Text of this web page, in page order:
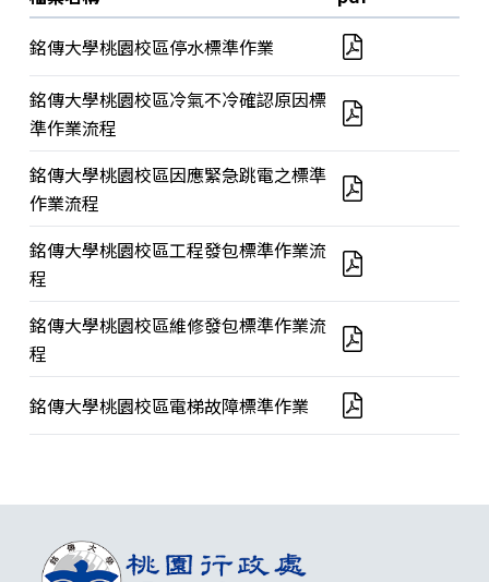
銘傳大學桃園校區停水標準作業
銘傳大學桃園校區冷氣不冷確認原因標
準作業流程
銘傳大學桃園校區因應緊急跳電之標準
作業流程
銘傳大學桃園校區工程發包標準作業流
程
銘傳大學桃園校區維修發包標準作業流
程
銘傳大學桃園校區電梯故障標準作業